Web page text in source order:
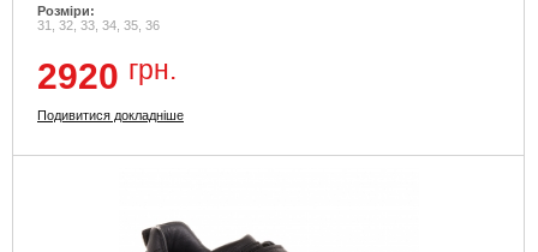
Розміри:
31, 32, 33, 34, 35, 36
2920 грн.
Подивитися докладніше